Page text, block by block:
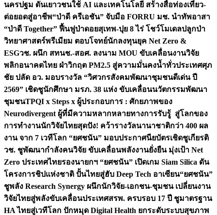
นครปฐม ดันเยาวชนใช้ AI และเทคโนโลยี สร้างสื่อท่องเที่ยว-
ต่อยอดสู่อาชีพ“ป่าดี ครีเอชัน” จับมือ FORRU มช. นำทัพอาสา
“ป่าดี Together” ฟื้นฟูป่าดอยสุเทพ-ปุย 8 ไร่ โชว์โมเดลปลูกป่า
วิทยาศาสตร์พรีเมียม ตอบโจทย์นักลงทุนยุค Net Zero &
ESGวช. ผนึก สทนช.-สอศ. ลงนาม MOU ขับเคลื่อนงานวิจัย
พลิกอนาคตไทย ฝ่าวิกฤต PM2.5 สู่ความมั่นคงน้ำทั่วประเทศศุภ
ชัย ปลัด อว. มอบรางวัล “วิศวกรสังคมพัฒนาชุมชนดีเด่น ปี
2569” เชิดชูนักศึกษา มรภ. 38 แห่ง ขับเคลื่อนนวัตกรรมพัฒนา
ชุมชนTPQI x Steps x ผู้ประกอบการ : ศักยภาพของ
Neurodivergent ผู้ที่มีความหลากหลายทางการรับรู้ สู่โลกของ
การทำงานนักวิจัยไทยสุดปัง! คว้ารางวัลนานาชาติกว่า 400 ผล
งาน จาก 7 เวทีโลก “ยศชนัน” มอบประกาศนียบัตรเชิดชูเกียรติ
วช. ชูพัฒนากำลังคนวิจัย ขับเคลื่อนพลังงานยั่งยืน มุ่งเป้า Net
Zero ประเทศไทยรองนายกฯ “ยศชนัน” เปิดเกม Siam Silica ดัน
โครงการชิปแห่งชาติ ปั้นไทยสู่ฮับ Deep Tech อาเซียน“ยศชนัน”
ชูพลัง Research Synergy ผนึกนักวิจัย-เอกชน-ชุมชน เปลี่ยนงาน
วิจัยไทยสู่พลังขับเคลื่อนประเทศสรพ. ครบรอบ 17 ปี ชูมาตรฐาน
HA ไทยสู่เวทีโลก ปักหมุด Digital Health ยกระดับระบบสุขภาพ